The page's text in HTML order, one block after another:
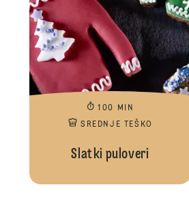
100 MIN
SREDNJE TEŠKO
Slatki puloveri